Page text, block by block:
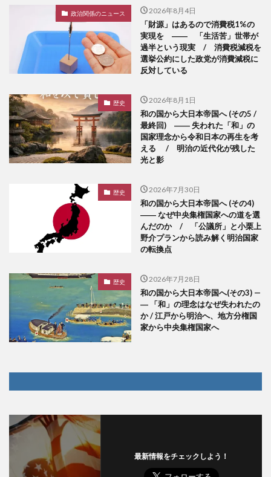
政治関係のニュース 2026年8月4日
「財源」はあるので消費税1%の
実現を ―― 「生活苦」世帯が
過半という現実 / 消費税減税を
選挙公約にした政党が消費減税に
反対している
歴史 2026年8月1日
和の国から大日本帝国へ (その5 /
最終回) ―― 失われた「和」の
国家理念から令和日本の再生を考
える / 明治の近代化が残した
光と影
歴史 2026年7月30日
和の国から大日本帝国へ (その4)
―― なぜ中央集権国家への道を選
んだのか / 「公議所」と小栗上
野介プランから読み解く明治国家
の転換点
歴史 2026年7月28日
和の国から大日本帝国へ(その3) —
― 「和」の理念はなぜ失われたの
か / 江戸から明治へ、地方分権国
家から中央集権国家へ
最新情報をチェックしよう！